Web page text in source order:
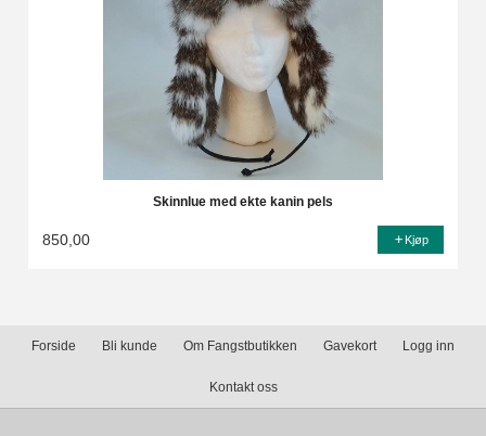
Skinnlue med ekte kanin pels
850,00 Kjøp
Forside Bli kunde Om Fangstbutikken Gavekort Logg inn
Kontakt oss